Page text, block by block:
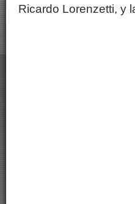
Ricardo Lorenzetti, y